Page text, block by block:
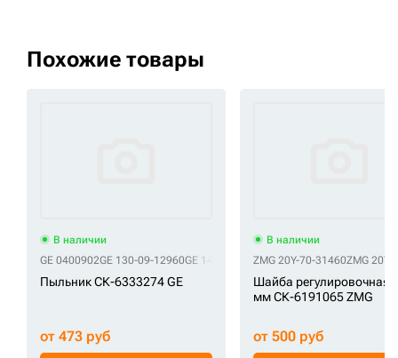
Похожие товары
В наличии
GE 0400902GE 130-09-12960GE 14503885 GE 14504124GE 14560206
Пыльник СК-6333274 GE
от 473 руб
В наличии
ZMG 20Y-70-31460ZMG 20Y-
Шайба регулировочная
мм СК-6191065 ZMG
от 500 руб